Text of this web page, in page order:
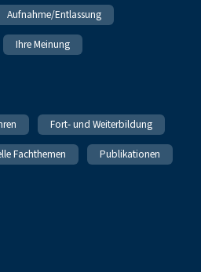
Aufnahme/Entlassung
Ihre Meinung
Fort- und Weiterbildung
Fachthemen Publikationen